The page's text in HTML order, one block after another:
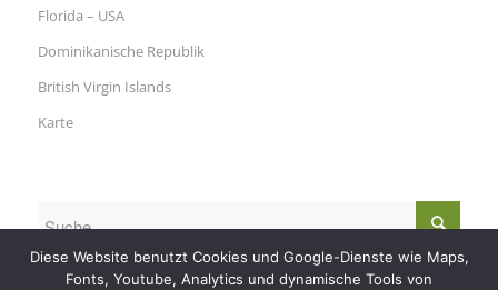
Florida – USA
Dominikanische Republik
British Virgin Islands
Karte
Diese Website benutzt Cookies und Google-Dienste wie Maps,
Fonts, Youtube, Analytics und dynamische Tools von